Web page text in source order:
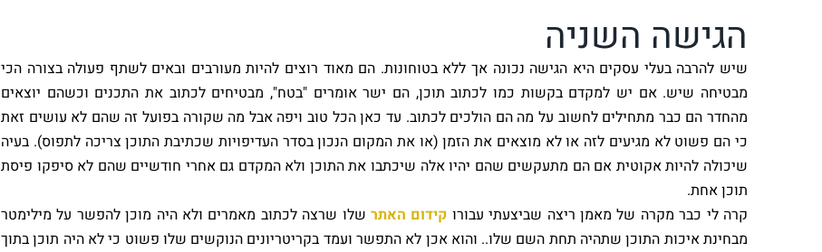
הגישה השניה
שיש להרבה בעלי עסקים היא הגישה נכונה אך ללא בטוחונות. הם מאוד רוצים להיות מעורבים ובאים לשתף פעולה בצורה הכי
מבטיחה שיש. אם יש למקדם בקשות כמו לכתוב תוכן, הם ישר אומרים "בטח", מבטיחים לכתוב את התכנים וכשהם יוצאים
מהחדר הם כבר מתחילים לחשוב על מה הם הולכים לכתוב. עד כאן הכל טוב ויפה אבל מה שקורה בפועל זה שהם לא עושים זאת
כי הם פשוט לא מגיעים לזה או לא מוצאים את הזמן (או את המקום הנכון בסדר העדיפויות שכתיבת התוכן צריכה לתפוס). בעיה
שיכולה להיות אקוטית אם הם מתעקשים שהם יהיו אלה שיכתבו את התוכן ולא המקדם גם אחרי חודשיים שהם לא סיפקו פיסת
תוכן אחת.
קרה לי כבר מקרה של מאמן ריצה שביצעתי עבורו קידום האתר שלו שרצה לכתוב מאמרים ולא היה מוכן להפשר על מילימטר
מבחינת איכות התוכן שתהיה תחת השם שלו.. והוא אכן לא התפשר ועמד בקריטריונים הנוקשים שלו פשוט כי לא היה תוכן בתוך